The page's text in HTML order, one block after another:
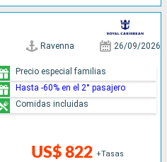
Ravenna 26/09/2026
US$ 822 +Tasas
Precio especial familias
Hasta -60% en el 2° pasajero
Comidas incluidas